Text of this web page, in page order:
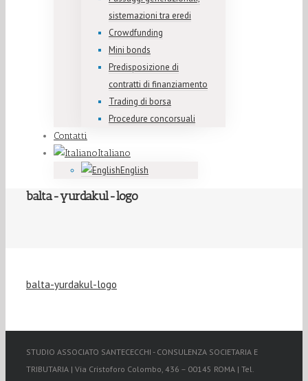
sistemazioni tra eredi
Crowdfunding
Mini bonds
Predisposizione di
contratti di finanziamento
Trading di borsa
Procedure concorsuali
Contatti
Italiano
English
balta-yurdakul-logo
balta-yurdakul-logo
STUDIO ASSOCIATO SANTECECCHI - CONSULENZA SOCIETARIA E
TRIBUTARIA | Via Cristoforo Colombo, 436 – 00145 ROMA | Tel.